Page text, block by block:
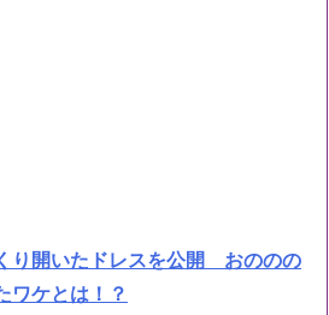
り開いたドレスを公開 おののの
ワケとは！？